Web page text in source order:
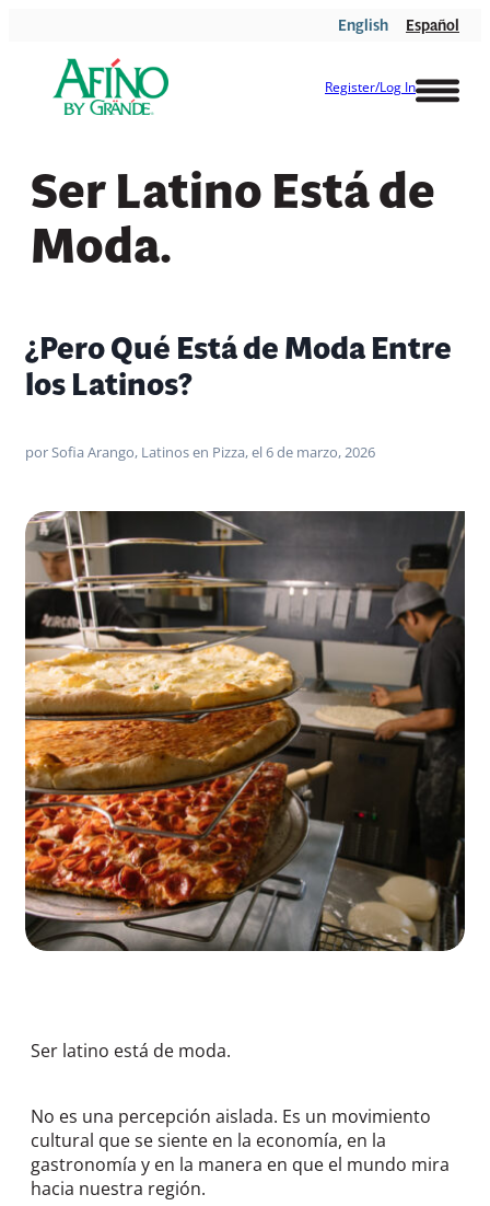
English Español
Register/Log In
Ser Latino Está de
Moda.
¿Pero Qué Está de Moda Entre
los Latinos?
por Sofia Arango, Latinos en Pizza, el 6 de marzo, 2026
Ser latino está de moda.
No es una percepción aislada. Es un movimiento
cultural que se siente en la economía, en la
gastronomía y en la manera en que el mundo mira
hacia nuestra región.